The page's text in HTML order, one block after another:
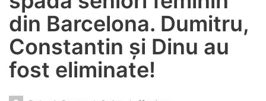
din Barcelona. Dumitru,
Constantin și Dinu au
fost eliminate!